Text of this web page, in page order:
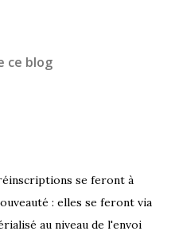
ce blog
se feront à
: elles se feront via
au niveau de l'envoi